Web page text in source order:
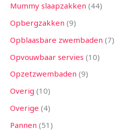
Mummy slaapzakken 44
Opbergzakken 9
Opblaasbare zwembaden 7
Opvouwbaar servies 10
Opzetzwembaden 9
Overig 10
Overige 4
Pannen 51